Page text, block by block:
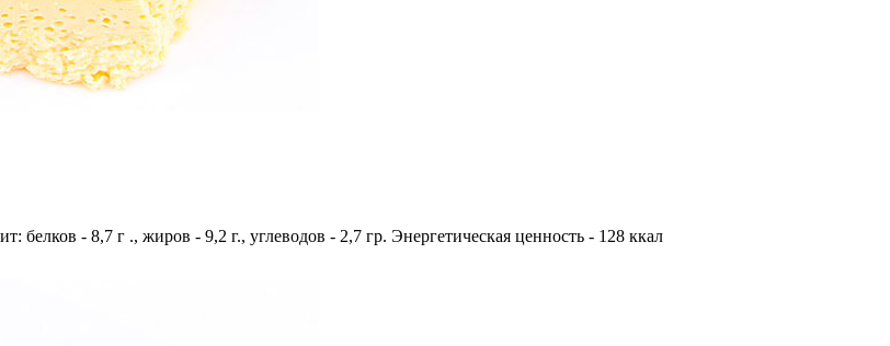
- 8,7 г ., жиров - 9,2 г., углеводов - 2,7 гр. Энергетическая ценность - 128 ккал